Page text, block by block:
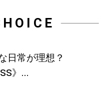
日常が理想？
》...